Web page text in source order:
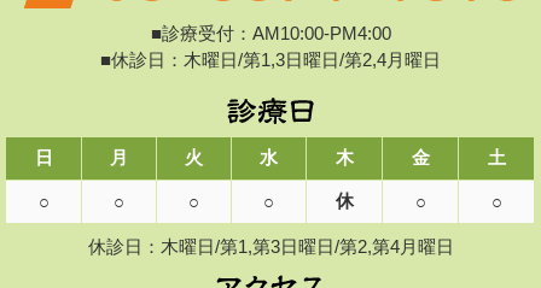
■診療受付：AM10:00-PM4:00
■休診日：木曜日/第1,3日曜日/第2,4月曜日
日 月 火 水 木 金 土
○ ○ ○ ○ 休 ○ ○
休診日：木曜日/第1,第3日曜日/第2,第4月曜日